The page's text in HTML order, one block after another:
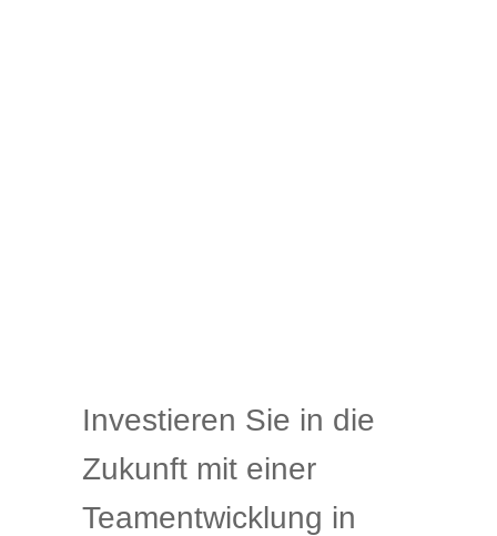
Investieren Sie in die
Zukunft mit einer
Teamentwicklung in